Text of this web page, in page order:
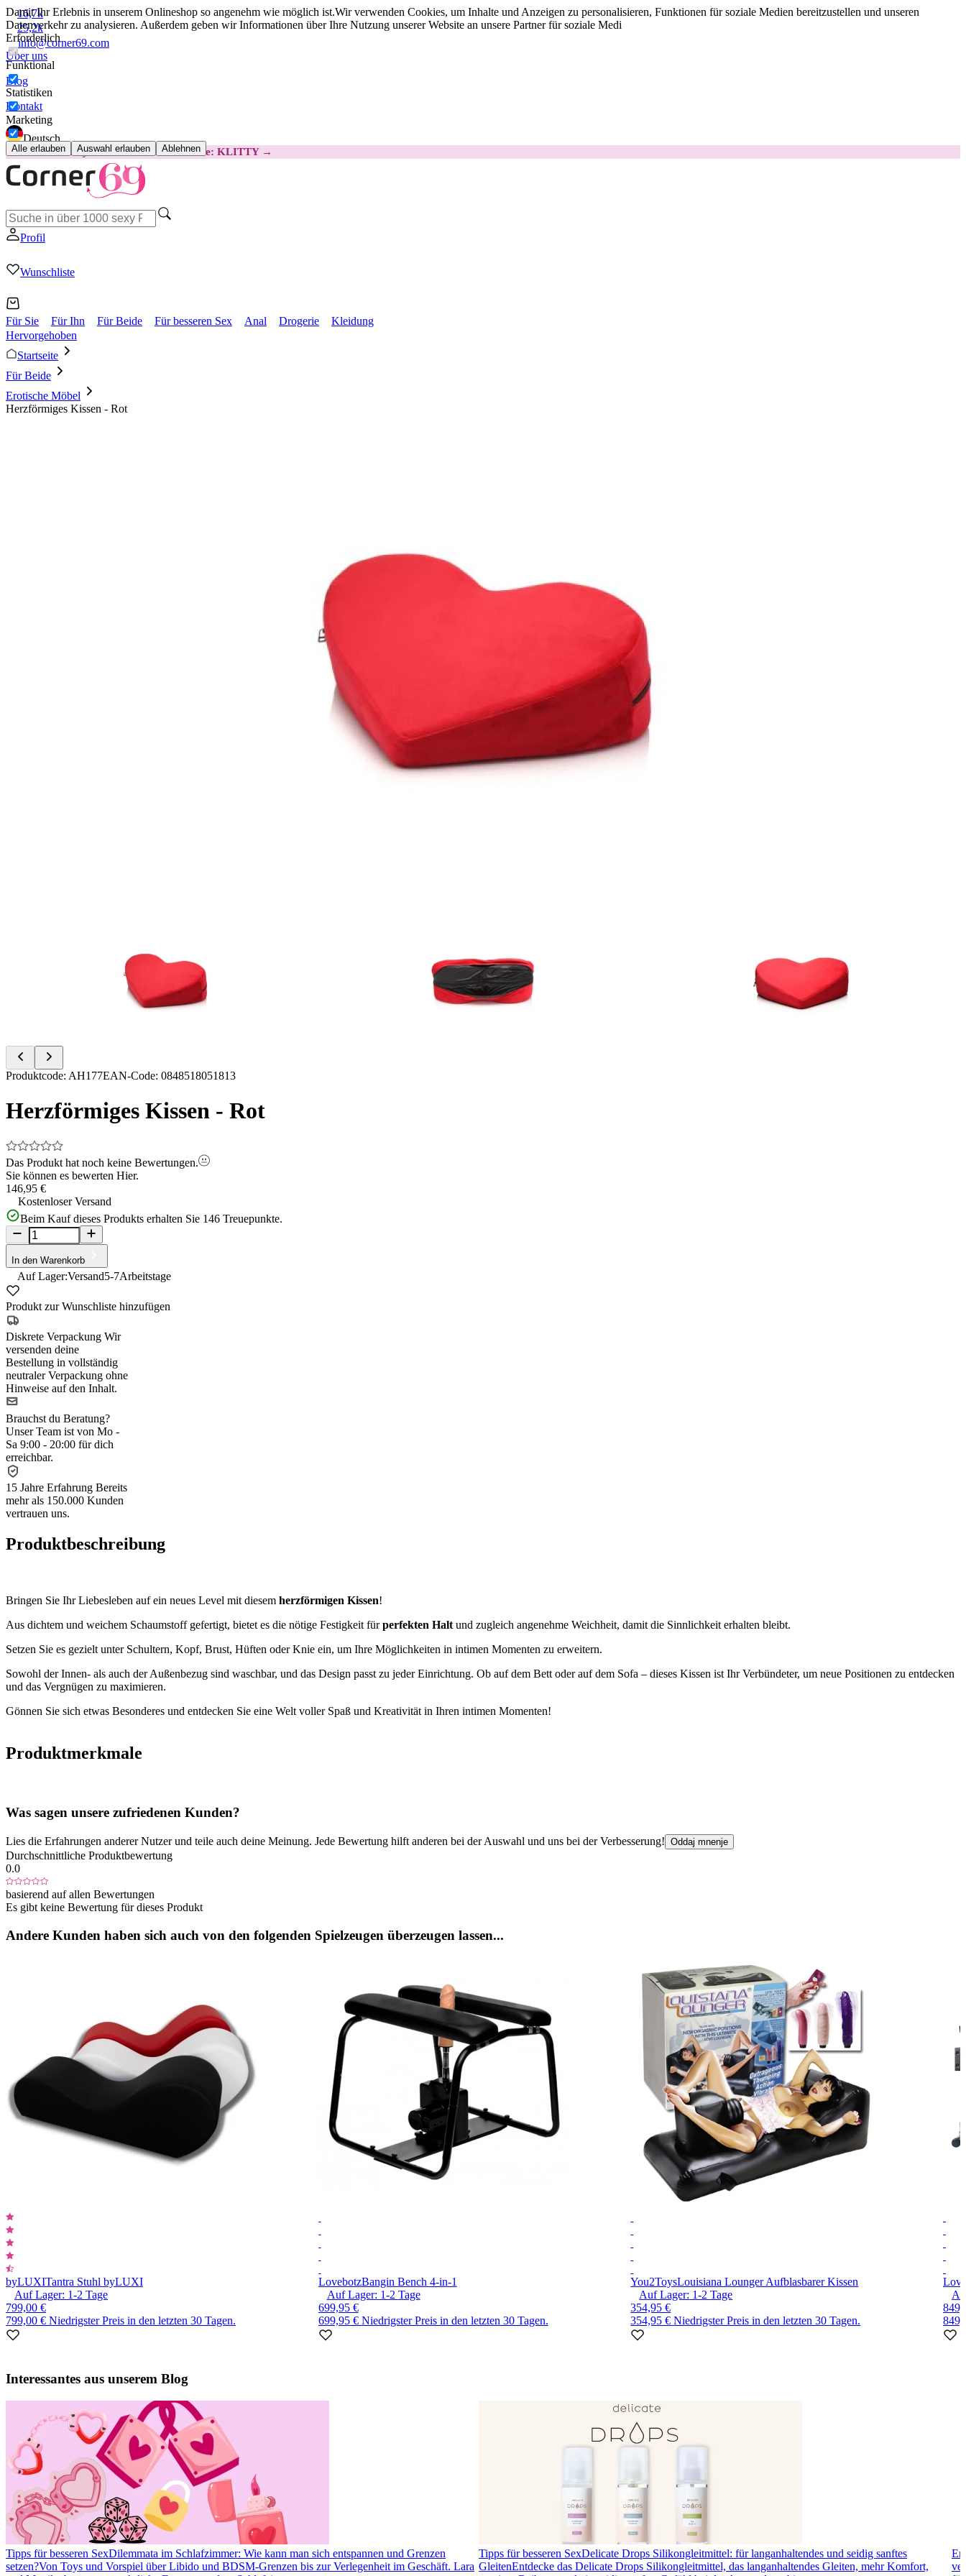
Damit Ihr Erlebnis in unserem Onlineshop so angenehm wie möglich ist.Wir verwenden Cookies, um Inhalte und Anzeigen zu personalisieren, Funktionen für soziale Medien bereitzustellen und unseren
Datenverkehr zu analysieren. Außerdem geben wir Informationen über Ihre Nutzung unserer Website an unsere Partner für soziale Medi
Erforderlich
Funktional
Statistiken
Marketing
Alle erlauben Auswahl erlauben Ablehnen
16,7k
25,2k
info@corner69.com
Über uns
Blog
Kontakt
Deutsch
😽Svakom Klitty: 15 € GÜNSTIGERCode: KLITTY →
Profil
Wunschliste
Für Sie Für Ihn Für Beide Für besseren Sex Anal Drogerie
Kleidung
Hervorgehoben
Startseite
Für Beide
Erotische Möbel
Herzförmiges Kissen - Rot
Item
of
10
Produktcode: AH177EAN-Code: 0848518051813
Herzförmiges Kissen - Rot
Das Produkt hat noch keine Bewertungen.
Sie können es bewerten Hier.
146,95 €
Kostenloser Versand
Beim Kauf dieses Produkts erhalten Sie 146 Treuepunkte.
In den Warenkorb
Auf Lager:Versand5-7Arbeitstage
Produkt zur Wunschliste hinzufügen
Diskrete Verpackung Wir
versenden deine
Bestellung in vollständig
neutraler Verpackung ohne
Hinweise auf den Inhalt.
Brauchst du Beratung?
Unser Team ist von Mo -
Sa 9:00 - 20:00 für dich
erreichbar.
15 Jahre Erfahrung Bereits
mehr als 150.000 Kunden
vertrauen uns.
Produktbeschreibung
Bringen Sie Ihr Liebesleben auf ein neues Level mit diesem herzförmigen Kissen!
Aus dichtem und weichem Schaumstoff gefertigt, bietet es die nötige Festigkeit fürperfekten Halt und zugleich angenehme Weichheit, damit die Sinnlichkeit erhalten bleibt.
Setzen Sie es gezielt unter Schultern, Kopf, Brust, Hüften oder Knie ein, um Ihre Möglichkeiten in intimen Momenten zu erweitern.
Sowohl der Innen- als auch der Außenbezug sind waschbar, und das Design passt zu jeder Einrichtung. Ob auf dem Bett oder auf dem Sofa – dieses Kissen ist Ihr Verbündeter, um neue Positionen zu entdecken
und das Vergnügen zu maximieren.
Gönnen Sie sich etwas Besonderes und entdecken Sie eine Welt voller Spaß und Kreativität in Ihren intimen Momenten!
Produktmerkmale
Was sagen unsere zufriedenen Kunden?
Lies die Erfahrungen anderer Nutzer und teile auch deine Meinung. Jede Bewertung hilft anderen bei der Auswahl und uns bei der Verbesserung! Oddaj mnenje
Durchschnittliche Produktbewertung
0.0
basierend auf allen Bewertungen
Es gibt keine Bewertung für dieses Produkt
Andere Kunden haben sich auch von den folgenden Spielzeugen überzeugen lassen...
byLUXITantra Stuhl byLUXI
Auf Lager: 1-2 Tage
799,00 €
799,00 € Niedrigster Preis in den letzten 30 Tagen.
LovebotzBangin Bench 4-in-1
Auf Lager: 1-2 Tage
699,95 €
699,95 € Niedrigster Preis in den letzten 30 Tagen.
You2ToysLouisiana Lounger Aufblasbarer Kissen
Auf Lager: 1-2Tage
354,95 €
354,95 €Niedrigster Preis in den letzten 30 Tagen.
1
10
Interessantes aus unserem Blog
Tipps für besseren SexDilemmata im Schlafzimmer: Wie kann man sich entspannen und Grenzen
setzen?Von Toys und Vorspiel über Libido und BDSM-Grenzen bis zur Verlegenheit im Geschäft. Lara
Tipps für besseren SexDelicate Drops Silikongleitmittel: für langanhaltendes und seidig sanftes
GleitenEntdecke das Delicate Drops Silikongleitmittel, das langanhaltendes Gleiten, mehr Komfort,